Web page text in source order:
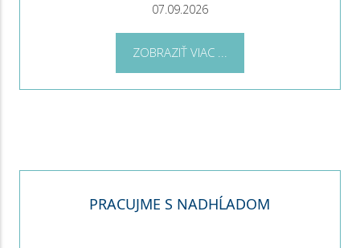
07.09.2026
ZOBRAZIŤ VIAC ...
PRACUJME S NADHĹADOM